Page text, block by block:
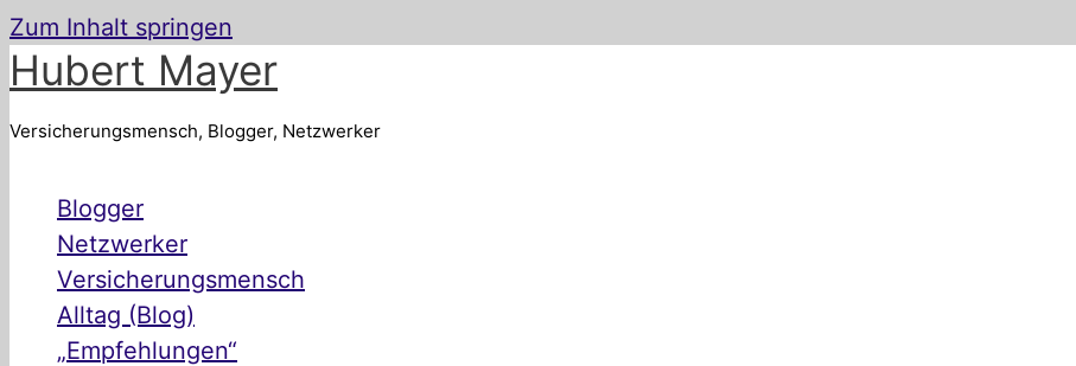
Zum Inhalt springen
Hubert Mayer
Versicherungsmensch, Blogger, Netzwerker
Blogger
Netzwerker
Versicherungsmensch
Alltag (Blog)
„Empfehlungen“